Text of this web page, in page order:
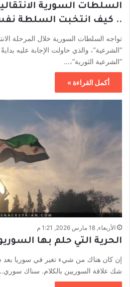
السلطات السورية
.. كيف انتخبت السلطة
تواجه السلطات السورية خلال المرحلة
“الشرعية”، والذي حاولت الإجابة عليه
“الشرعية الثورية”،…
أكمل القراءة »
الأربعاء, 18 مارس 2026, 1:21 م
الحرية التي حلم بها
إن كان هناك من شيء تغير في سوريا بعد
شك علاقة السوريين بالكلام. سناك